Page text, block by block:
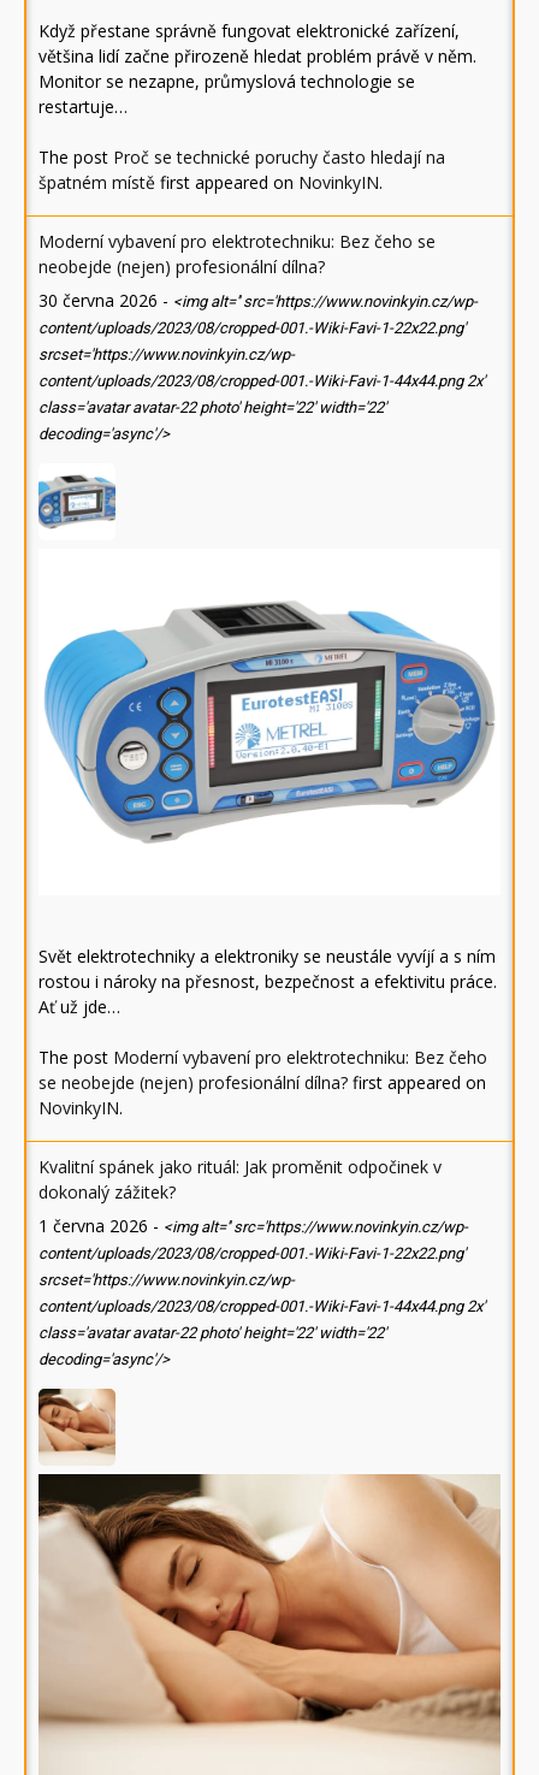
Když přestane správně fungovat elektronické zařízení,
většina lidí začne přirozeně hledat problém právě v něm.
Monitor se nezapne, průmyslová technologie se
restartuje…
The post Proč se technické poruchy často hledají na
špatném místě first appeared on NovinkyIN.
Moderní vybavení pro elektrotechniku: Bez čeho se
neobejde (nejen) profesionální dílna?
30 června 2026 - <img alt='' src='https://www.novinkyin.cz/wp-
content/uploads/2023/08/cropped-001.-Wiki-Favi-1-22x22.png'
srcset='https://www.novinkyin.cz/wp-
content/uploads/2023/08/cropped-001.-Wiki-Favi-1-44x44.png 2x'
class='avatar avatar-22 photo' height='22' width='22'
decoding='async'/>
Svět elektrotechniky a elektroniky se neustále vyvíjí a s ním
rostou i nároky na přesnost, bezpečnost a efektivitu práce.
Ať už jde…
The post Moderní vybavení pro elektrotechniku: Bez čeho
se neobejde (nejen) profesionální dílna? first appeared on
NovinkyIN.
Kvalitní spánek jako rituál: Jak proměnit odpočinek v
dokonalý zážitek?
1 června 2026 - <img alt='' src='https://www.novinkyin.cz/wp-
content/uploads/2023/08/cropped-001.-Wiki-Favi-1-22x22.png'
srcset='https://www.novinkyin.cz/wp-
content/uploads/2023/08/cropped-001.-Wiki-Favi-1-44x44.png 2x'
class='avatar avatar-22 photo' height='22' width='22'
decoding='async'/>